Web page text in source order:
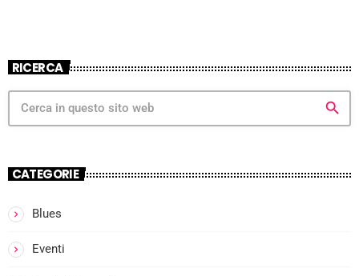
RICERCA
search
CATEGORIE
Blues
Eventi